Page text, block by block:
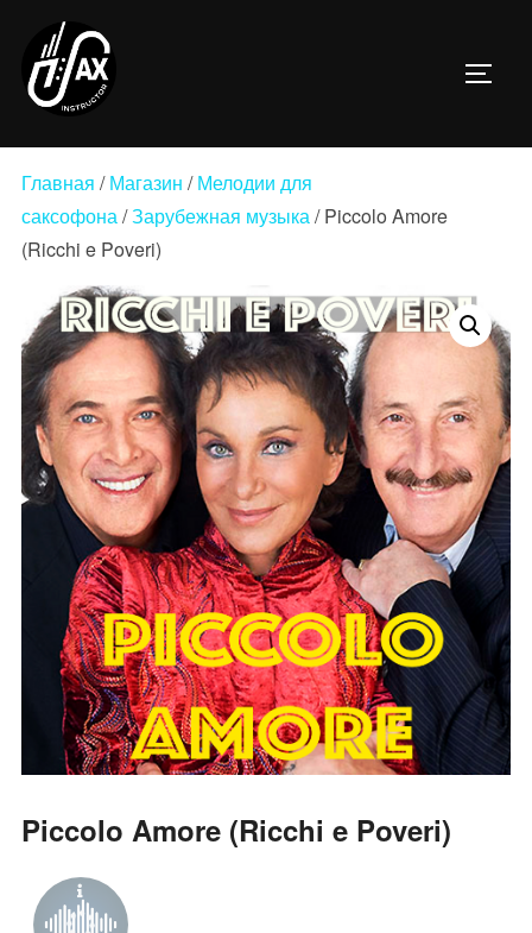
Перейти
содержимому
Главная /Магазин /Мелодии для
саксофона/Зарубежная музыка/ Piccolo Amore
(Ricchi e Poveri)
Piccolo Amore (Ricchi e Poveri)